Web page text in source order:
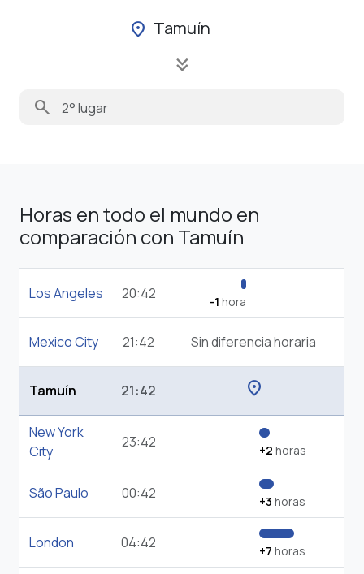
location_on Tamuín
keyboard_double_arrow_down
search
Horas en todo el mundo en
comparación con Tamuín
Los Angeles 20:42 -1 hora
Mexico City 21:42 Sin diferencia horaria
Tamuín 21:42 location_on
New York
City
23:42 +2 horas
São Paulo 00:42 +3 horas
London 04:42 +7 horas